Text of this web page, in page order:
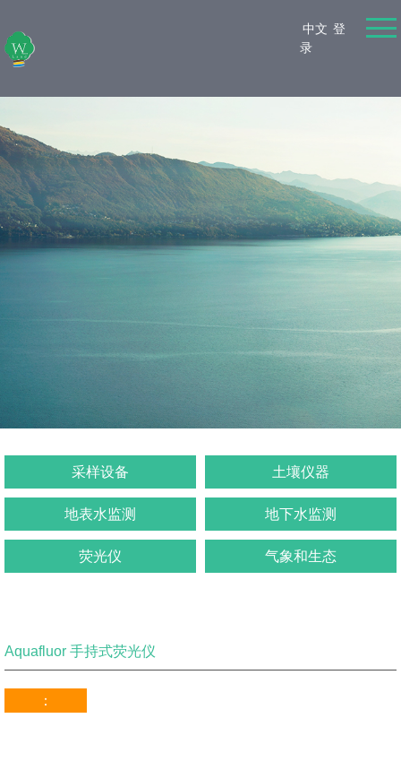
中文 登
录
采样设备 土壤仪器
地表水监测 地下水监测
荧光仪 气象和生态
Aquafluor 手持式荧光仪
：